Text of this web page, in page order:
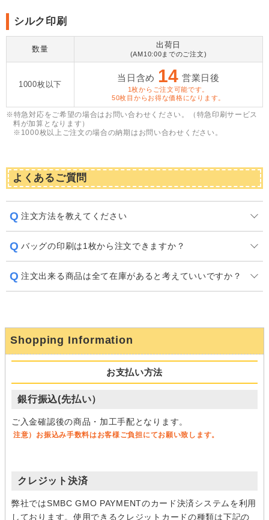
シルク印刷
数量 出荷日
(AM10:00までのご注文)
1000枚以下
当日含め 14 営業日後
1枚からご注文可能です。
50枚目からお得な価格になります。
※特急対応をご希望の場合はお問い合わせください。（特急印刷サービス
料が加算となります）
​※1000枚以上ご注文の場合の納期はお問い合わせください。
よくあるご質問
注文方法を教えてください
バッグの印刷は1枚から注文できますか？
注文出来る商品は全て在庫があると考えていいですか？
Shopping Information
お支払い方法
銀行振込(先払い）
ご入金確認後の商品・加工手配となります。
注意）お振込み手数料はお客様ご負担にてお願い致します。
クレジット決済
弊社ではSMBC GMO PAYMENTのカード決済システムを利用
しております。使用できるクレジットカードの種類は下記の